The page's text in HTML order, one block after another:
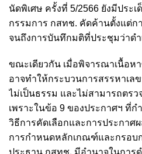
นัดพิเศษ ครั้งที่ 5/2566 ยังมีประ
กรรมการ กสทช. คัดค้านตั้งแต่กา
จนถึงการบันทึกมติที่ประชุมว่าด
ขณะเดียวกัน เมื่อพิจารณาเนื้อห
อาจทำให้กระบวนการสรรหาเล
ไม่เป็นธรรม และไม่สามารถตร
เพราะในข้อ 9 ของประกาศฯ ที่ก
วิธีการคัดเลือกและการประกาศ
การกำหนดหลักเกณฑ์และกรอบ
ประธาน กสทช. มีอำนาจในการ